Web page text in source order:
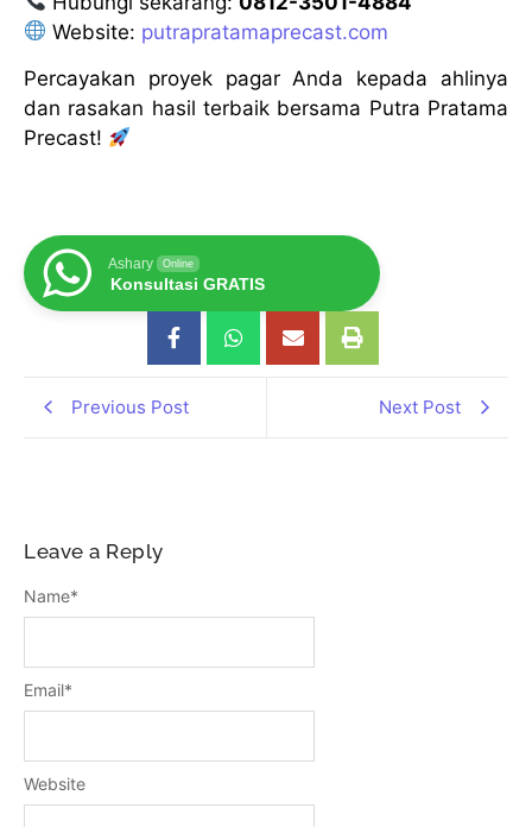
Website: putrapratamaprecast.com
Percayakan proyek pagar Anda kepada ahlinya
dan rasakan hasil terbaik bersama Putra Pratama
Precast!
Ashary Online
Konsultasi GRATIS
Previous Post Next Post
Leave a Reply
Name*
Email*
Website